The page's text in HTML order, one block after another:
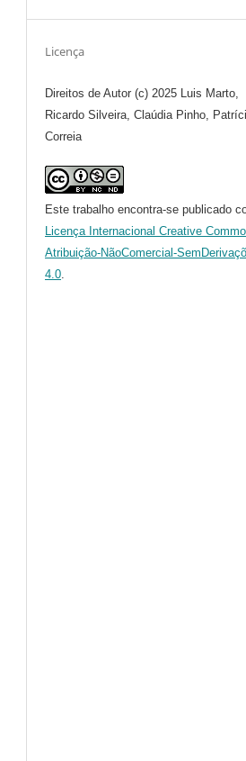
Licença
Direitos de Autor (c) 2025 Luis Marto,
Ricardo Silveira, Claúdia Pinho,
Correia
Este trabalho encontra-se publicado
Licença Internacional Creative
Atribuição-NãoComercial-
4.0